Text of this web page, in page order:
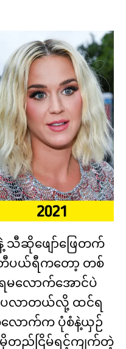
သီဆိုဖျော်ဖြေတက်
ပယ်ရီကတော့ တစ်
မလောက်အောင်ပဲ
လှပလာတယ်လို့ ထင်ရ
လောက်က ပုံစံနဲ့ယှဉ်
တည်ငြိမ်ရင့်ကျက်တဲ့